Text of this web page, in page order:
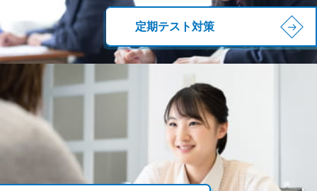
定期テスト対策